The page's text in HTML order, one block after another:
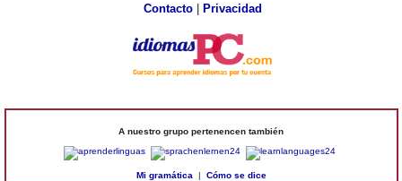
Contacto| Privacidad
A nuestro grupo pertenencen también
Mi gramática | Cómo se dice